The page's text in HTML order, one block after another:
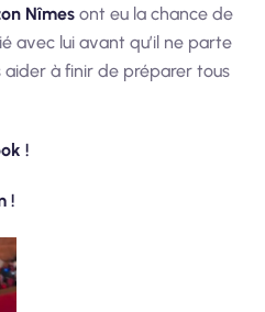
Nîmes ont eu la chance de
avec lui avant qu’il ne parte
aider à finir de préparer tous
!
!